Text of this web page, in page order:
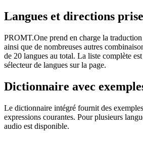
Langues et directions
PROMT.One prend en charge la
ainsi que de nombreuses autres
de 20 langues au total. La liste complète
sélecteur de langues sur la page.
Dictionnaire avec
Le dictionnaire intégré fournit des exemples
expressions courantes. Pour plusieurs
audio est disponible.